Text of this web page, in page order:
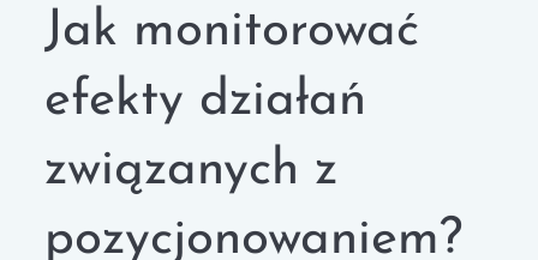
Jak monitorować
efekty działań
związanych z
pozycjonowaniem?